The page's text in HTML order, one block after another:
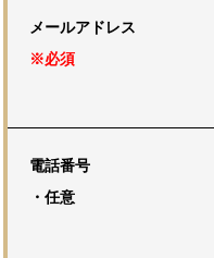
メールアドレス
※必須
電話番号
・任意